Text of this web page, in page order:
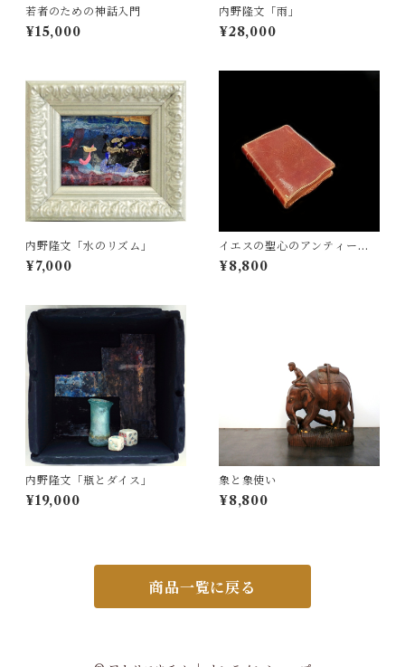
若者のための神話入門
¥15,000
内野隆文「雨」
¥28,000
内野隆文「水のリズム」
¥7,000
イエスの聖心のアンティーク
祈祷書
¥8,800
内野隆文「瓶とダイス」
¥19,000
象と象使い
¥8,800
商品一覧に戻る